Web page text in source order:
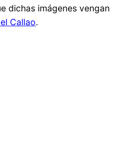
dichas imágenes vengan
Callao.